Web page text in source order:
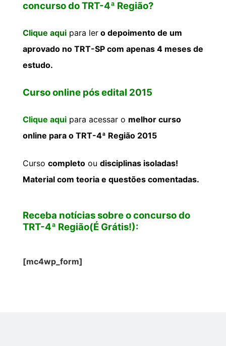
concurso do TRT-4ª Região?
Clique aquipara lero depoimento de um
aprovado no TRT-SP com apenas 4 meses de
estudo.
Curso online pós edital 2015
Clique aqui para acessar o melhor curso
online para o TRT-4ª Região 2015
Curso completoou disciplinas isoladas!
Material com teoria e questões comentadas.
Receba notícias sobre o concurso do
TRT-4ª Região(É Grátis!):
[mc4wp_form]